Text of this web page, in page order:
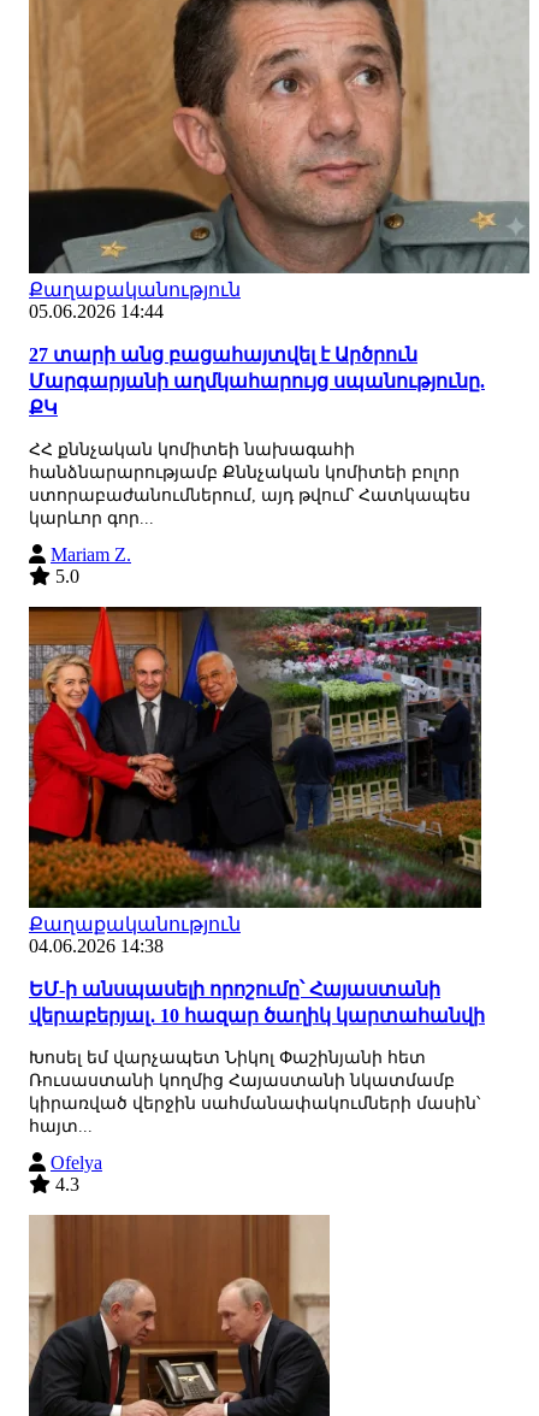
Քաղաքականություն
05.06.2026 14:44
27 տարի անց բացահայտվել է Արծրուն
Մարգարյանի աղմկահարույց սպանությունը.
ՔԿ
ՀՀ քննչական կոմիտեի նախագահի
հանձնարարությամբ Քննչական կոմիտեի բոլոր
ստորաբաժանումներում, այդ թվում՝ Հատկապես
կարևոր գոր...
Mariam Z.
5.0
Քաղաքականություն
04.06.2026 14:38
ԵՄ-ի անսպասելի որոշումը՝ Հայաստանի
վերաբերյալ․ 10 հազար ծաղիկ կարտահանվի
Խոսել եմ վարչապետ Նիկոլ Փաշինյանի հետ
Ռուսաստանի կողմից Հայաստանի նկատմամբ
կիրառված վերջին սահմանափակումների մասին՝
հայտ...
Ofelya
4.3